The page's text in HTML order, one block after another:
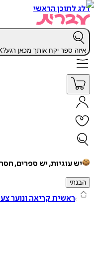
דלג לתוכן הראשי
איזה ספר יקח אותך מכאן רגע?
יש עוגיות, יש ספרים,
הבנתי
ראשית קריאה ונוער